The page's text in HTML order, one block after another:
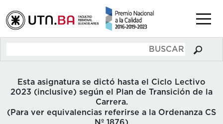
Esta asignatura se dictó hasta el Ciclo Lectivo
2023 (inclusive) según el Plan de Transición de la
Carrera.
(Para ver equivalencias referirse a la Ordenanza CS